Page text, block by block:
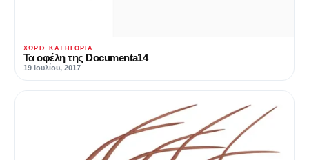
ΧΩΡΊΣ ΚΑΤΗΓΟΡΊΑ
Τα οφέλη της Documenta14
19 Ιουλίου, 2017